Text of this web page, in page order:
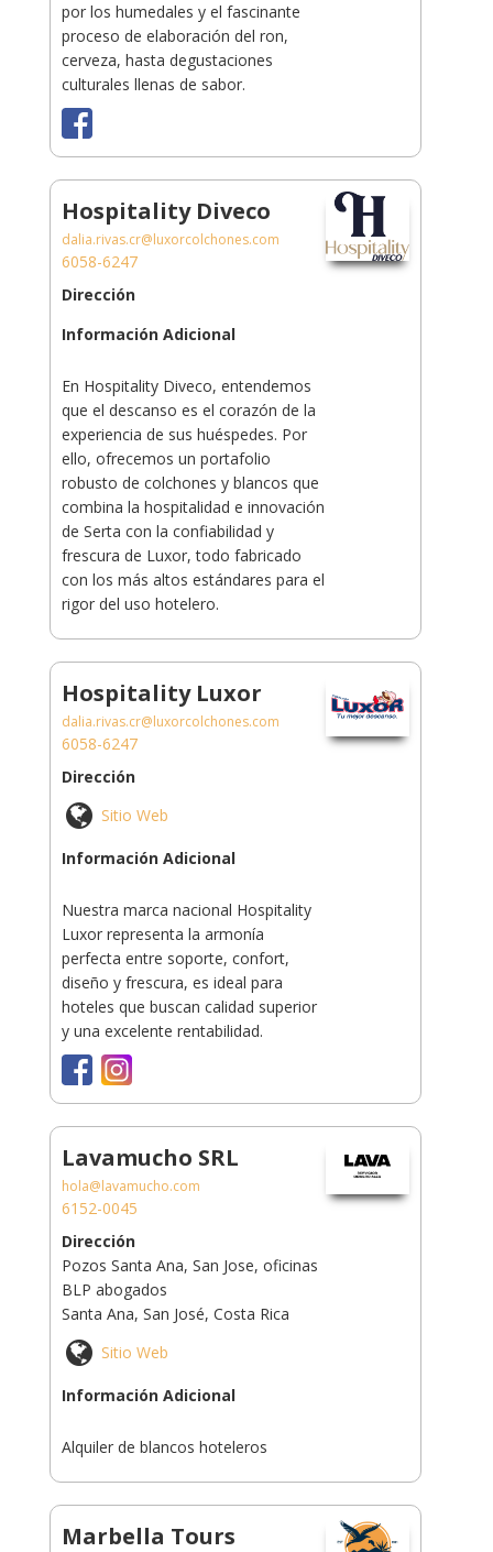
por los humedales y el fascinante
proceso de elaboración del ron,
cerveza, hasta degustaciones
culturales llenas de sabor.
Hospitality Diveco
dalia.rivas.cr@luxorcolchones.com
6058-6247
Dirección
Información Adicional
En Hospitality Diveco, entendemos
que el descanso es el corazón de la
experiencia de sus huéspedes. Por
ello, ofrecemos un portafolio
robusto de colchones y blancos que
combina la hospitalidad e innovación
de Serta con la confiabilidad y
frescura de Luxor, todo fabricado
con los más altos estándares para el
rigor del uso hotelero.
Hospitality Luxor
dalia.rivas.cr@luxorcolchones.com
6058-6247
Dirección
Sitio Web
Información Adicional
Nuestra marca nacional Hospitality
Luxor representa la armonía
perfecta entre soporte, confort,
diseño y frescura, es ideal para
hoteles que buscan calidad superior
y una excelente rentabilidad.
Lavamucho SRL
hola@lavamucho.com
6152-0045
Dirección
Pozos Santa Ana, San Jose, oficinas
BLP abogados
Santa Ana, San José, Costa Rica
Sitio Web
Información Adicional
Alquiler de blancos hoteleros
Marbella Tours